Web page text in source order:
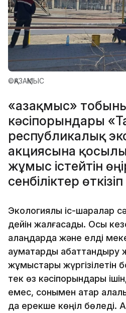
©ҚАЗАҚМЫС
«Қазақмыс»
кәсіпорындары
республикалық
акциясына
жұмыс істейтін
сенбіліктер
Экологиялық іс-шаралар
дейін жалғасады. Осы
алаңдарда және елді
аумақтарды абаттандыру
жұмыстары жүргізілетін
тек өз кәсіпорындары
емес, сонымен қатар
да ерекше көңіл бөледі.